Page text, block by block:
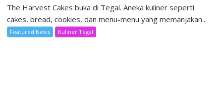
The Harvest Cakes buka di Tegal. Aneka kuliner seperti
cakes, bread, cookies, dan menu-menu yang memanjakan...
Featured News Kuliner Tegal